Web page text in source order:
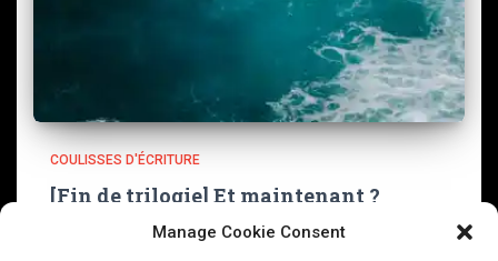
Manage Cookie Consent
COULISSES D'ÉCRITURE
[Fin de trilogie] Et maintenant ?
Il y a dix jours tout pile, le dernier tome de Stanley n’est